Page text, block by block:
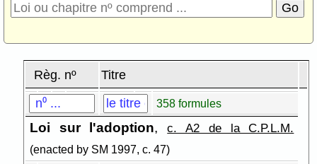
Règ. nº Titre
358 formules
Loi sur l'adoption, c. A2 de la C.P.L.M.
(enacted by SM 1997, c. 47)